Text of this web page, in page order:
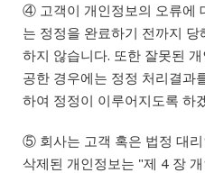
④ 고객이 개인정보의 오류에
는 정정을 완료하기 전까지
하지 않습니다. 또한 잘못된
공한 경우에는 정정 처리결과
하여 정정이 이루어지도록 하
⑤ 회사는 고객 혹은 법정 대
삭제된 개인정보는 "제 4 장